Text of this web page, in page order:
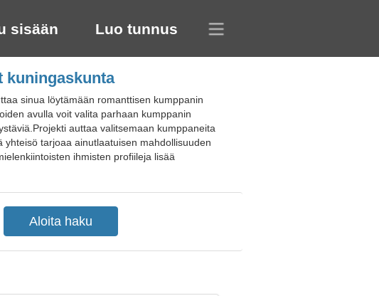
sisään Luo tunnus
kuningaskunta
sinua löytämään romanttisen kumppanin
avulla voit valita parhaan kumppanin
auttaa valitsemaan kumppaneita
tarjoaa ainutlaatuisen mahdollisuuden
ihmisten profiileja lisää